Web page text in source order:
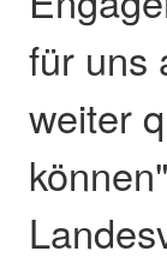
für uns
weiter